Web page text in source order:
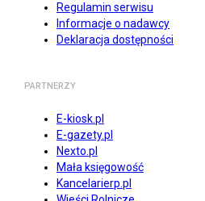
Regulamin serwisu
Informacje o nadawcy
Deklaracja dostępności
PARTNERZY
E-kiosk.pl
E-gazety.pl
Nexto.pl
Mała księgowość
Kancelarierp.pl